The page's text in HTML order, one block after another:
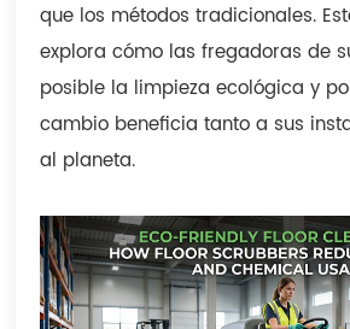
que los métodos tradicionales.
explora cómo las fregadoras de
posible la limpieza ecológica y
cambio beneficia tanto a sus
al planeta.